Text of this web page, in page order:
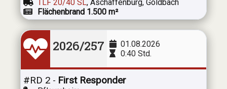
TLF 20/40 SL, Aschaffenburg, Goldbach
Flächenbrand 1.500 m²
2026/257
01.08.2026
0:40 Std.
#RD 2 - First Responder